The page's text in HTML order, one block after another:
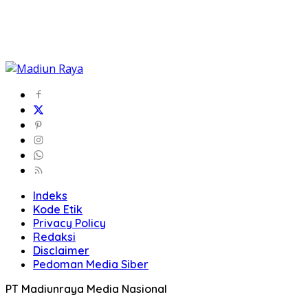
Indeks
Kode Etik
Privacy Policy
Redaksi
Disclaimer
Pedoman Media Siber
PT Madiunraya Media Nasional